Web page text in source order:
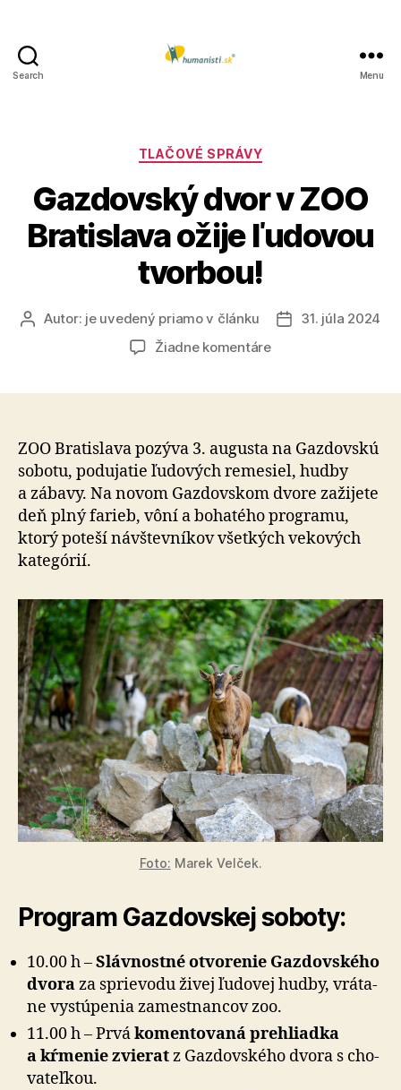
Search Menu
Kategórie
TLAČOVÉ SPRÁVY
Gazdovský dvor v ZOO
Bratislava ožije ľudovou
tvorbou!
AutorAutor: je uvedený priamo v článku
Dátum
31. júla 2024
Žiadne komentárena
Bratislava
ožije
ľudovou
tvorbou!
ZOO Bratislava pozýva 3. augusta na Gaz­dov­skú
so­bo­tu, po­du­ja­tie ľu­do­vých remesiel, hudby
a zá­ba­vy. Na no­vom Gazdovskom dvore za­ži­je­te
deň plný farieb, vôní a bo­ha­tého programu,
ktorý poteší návštev­ní­kov všetkých ve­ko­vých
ka­te­gó­rií.
Foto: Marek Velček.
Program Gazdovskej soboty:
10.00 h –Slávnostné otvorenie Gazdovského
dvoraza sprie­vo­du živej ľudovej hudby, vrá­ta­
ne vystú­pe­nia zamestnancov zoo.
11.00 h – Prvákomentovaná prehliadka
a kŕmenie zvieratz Gaz­dov­ského dvora s cho­
va­teľ­kou.